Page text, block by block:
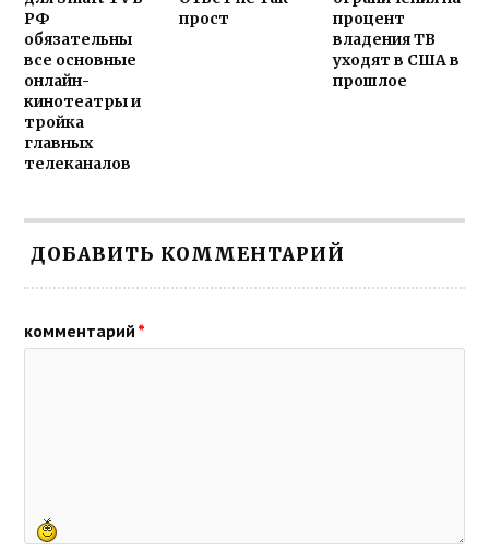
РФ
обязательны
все основные
онлайн-
кинотеатры и
тройка
главных
телеканалов
прост
процент
владения ТВ
уходят в США в
прошлое
ДОБАВИТЬ КОММЕНТАРИЙ
комментарий *